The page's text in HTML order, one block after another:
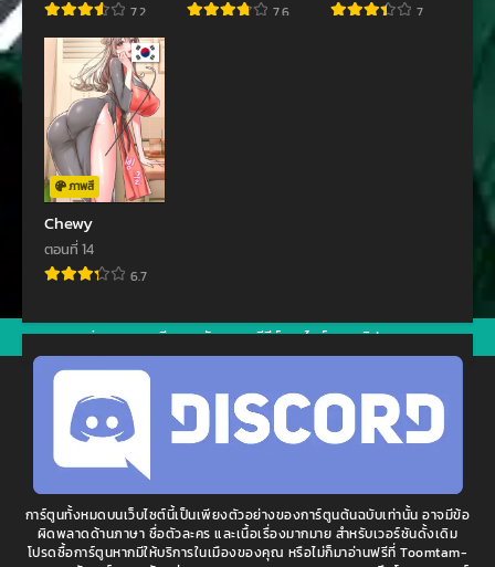
7.2 7.6 7
ภาพสี
Chewy
ตอนที่ 14
6.7
jav xxxจีน มังงะ ซีรีย์ออนไลน์ คลิปหลุด
การ์ตูนทั้งหมดบนเว็บไซต์นี้เป็นเพียงตัวอย่างของการ์ตูนต้นฉบับเท่านั้น อาจมีข้อ
ผิดพลาดด้านภาษา ชื่อตัวละคร และเนื้อเรื่องมากมาย สำหรับเวอร์ชันดั้งเดิม
โปรดซื้อการ์ตูนหากมีให้บริการในเมืองของคุณ หรือไม่ก็มาอ่านฟรีที่ Toomtam-